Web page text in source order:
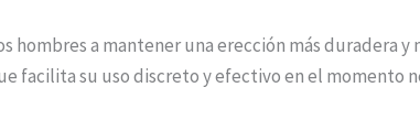
hombres a mantener una erección más duradera y
facilita su uso discreto y efectivo en el momento